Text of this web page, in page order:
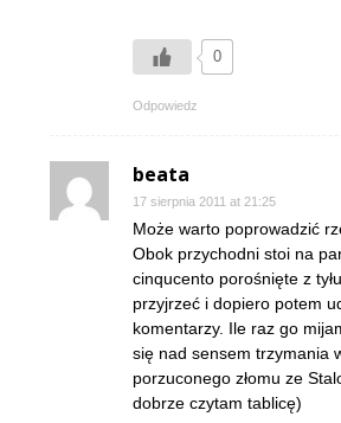
0
Odpowiedz
beata
17 sierpnia 2011 at 21:25
Może warto poprowadzić
Obok przychodni stoi na
cinqucento porośnięte z
przyjrzeć i dopiero potem
komentarzy. Ile raz go
się nad sensem trzymania
porzuconego złomu ze
dobrze czytam tablicę)